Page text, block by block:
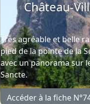
Château-
Très agréable et belle
pied de la pointe de la
avec un panorama sur
Sancte.
Accéder à la fiche